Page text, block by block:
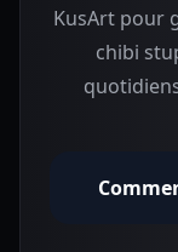
KusArt pour
chibi